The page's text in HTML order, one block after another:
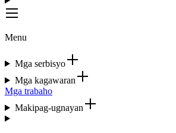
Menu
Mga serbisyo
Mga kagawaran
Mga trabaho
Makipag-ugnayan